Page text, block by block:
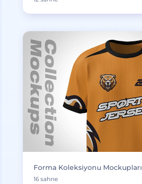
Forma Koleksiyonu Mockupları
16 sahne